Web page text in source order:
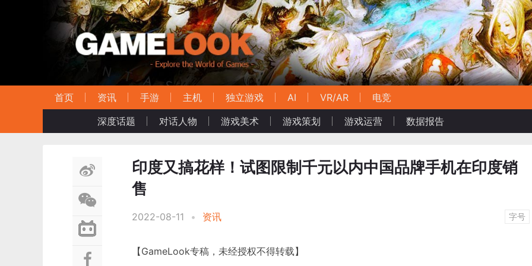
首页 资讯 手游 主机 独立游戏 AI VR/AR
电竞
深度话题
对话人物 游戏美术 游戏策划 游戏运营 数据报告
印度又搞花样！试图限制千元以内中国品牌手机在印度销
售
2022-08-11 • 资讯 字号
【GameLook专稿，未经授权不得转载】